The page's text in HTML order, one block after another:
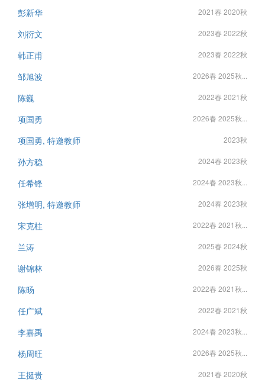
彭新华 2021春 2020秋
刘衍文 2023春 2022秋
韩正甫 2023春 2022秋
邹旭波 2026春 2025秋...
陈巍 2022春 2021秋
项国勇 2026春 2025秋...
项国勇, 特邀教师 2023秋
孙方稳 2024春 2023秋
任希锋 2024春 2023秋...
张增明, 特邀教师 2024春 2023秋
宋克柱 2022春 2021秋...
兰涛 2025春 2024秋
谢锦林 2026春 2025秋
陈旸 2022春 2021秋...
任广斌 2022春 2021秋
李嘉禹 2024春 2023秋...
杨周旺 2026春 2025秋...
王挺贵 2021春 2020秋